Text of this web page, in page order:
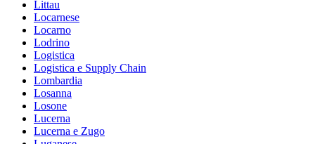
Littau
Locarnese
Locarno
Lodrino
Logistica
Logistica e Supply Chain
Lombardia
Losanna
Losone
Lucerna
Lucerna e Zugo